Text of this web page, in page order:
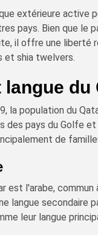
extérieure active
pays. Bien que le
il offre une
et shia twelvers.
du
la population du
des pays du Golfe
de
est l'arabe,
langue secondaire
leur langue